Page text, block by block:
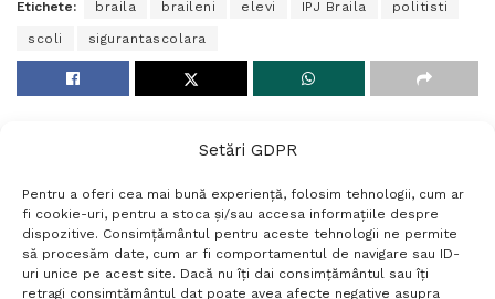
Setări GDPR
Pentru a oferi cea mai bună experiență, folosim tehnologii, cum ar
fi cookie-uri, pentru a stoca și/sau accesa informațiile despre
dispozitive. Consimțământul pentru aceste tehnologii ne permite
să procesăm date, cum ar fi comportamentul de navigare sau ID-
uri unice pe acest site. Dacă nu îți dai consimțământul sau îți
retragi consimțământul dat poate avea afecte negative asupra
Etichete: braila braileni elevi IPJ Braila politisti
scoli sigurantascolara
Termeni si conditii Politică de confidențialitate